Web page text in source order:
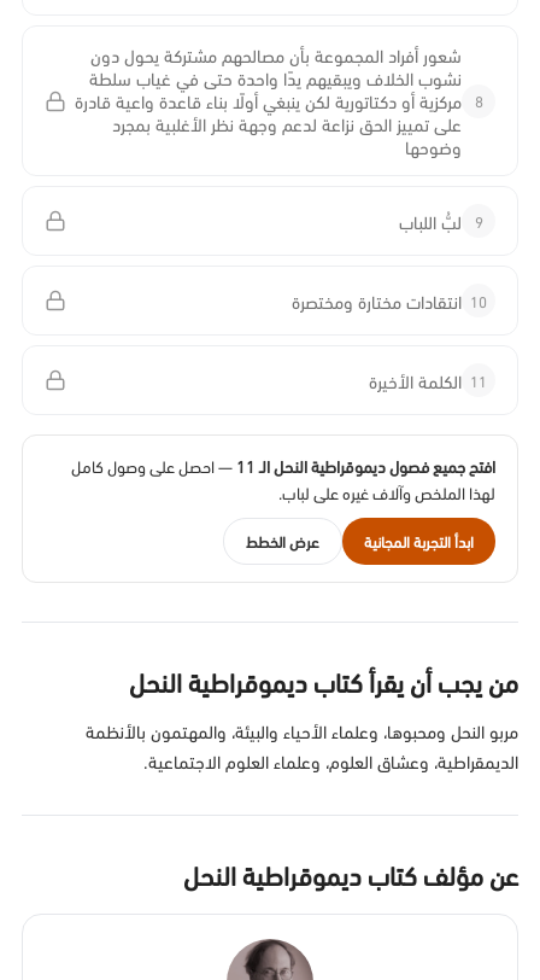
8
شعور أفراد المجموعة بأن مصالحهم مشتركة يحول دون
نشوب الخلاف ويبقيهم يدًا واحدة حتى في غياب سلطة
مركزية أو دكتاتورية لكن ينبغي أولًا بناء قاعدة واعية قادرة
على تمييز الحق نزاعة لدعم وجهة نظر الأغلبية بمجرد
وضوحها
9 لبُّ اللباب
10 انتقادات مختارة ومختصرة
11 الكلمة الأخيرة
افتح جميع فصول ديموقراطية النحل الـ 11
— احصل على وصول كامل
لهذا الملخص وآلاف غيره على لباب.
ابدأ التجربة المجانية عرض الخطط
من يجب أن يقرأ كتاب ديموقراطية النحل
مربو النحل ومحبوها، وعلماء الأحياء والبيئة، والمهتمون بالأنظمة
الديمقراطية، وعشاق العلوم، وعلماء العلوم الاجتماعية.
عن مؤلف كتاب ديموقراطية النحل